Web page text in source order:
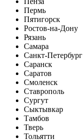
Пермь
Пятигорск
Ростов-на-Дону
Рязань
Самара
Санкт-Петербург
Саранск
Саратов
Смоленск
Ставрополь
Сургут
Сыктывкар
Тамбов
Тверь
Тольятти